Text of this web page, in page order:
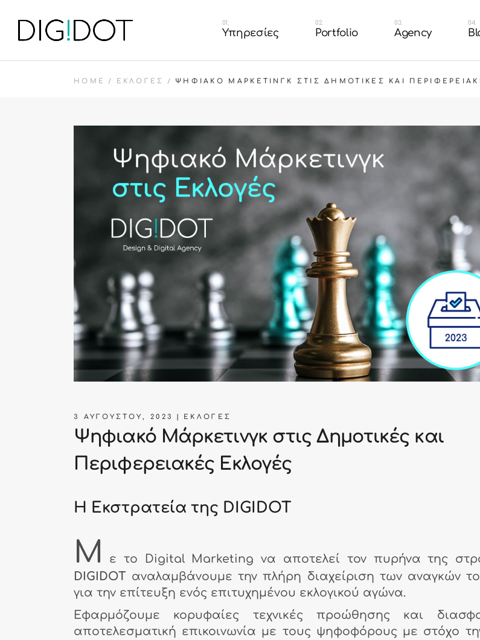
Υπηρεσίες
Graphic Design
Κατασκευή Eshop
Διαχείριση Social Media
Portfolio
Portfolio Branding &
Portfolio Packaging
Agency
Our Team
Graphic Design
Διαχείριση Social Media
Portfolio Branding &
Design
Portfolio Eshop
Our Team
HOME ΕΚΛΟΓΈΣ ΨΗΦΙΑΚΌ ΜΆΡΚΕΤΙΝΓΚ ΣΤΙΣ ΔΗΜΟΤΙΚΈΣ ΚΑΙ
3 ΑΥΓΟΎΣΤΟΥ, 2023 ΕΚΛΟΓΈΣ
Ψηφιακό Μάρκετινγκ στις Δημοτικές και
Περιφερειακές Εκλογές
Η Εκστρατεία της DIGIDOT
Μ
ε το Digital Marketing να αποτελεί τον πυρήνα της
DIGIDOT αναλαμβάνουμε την πλήρη διαχείριση των αναγκών
για την επίτευξη ενός επιτυχημένου εκλογικού αγώνα.
Εφαρμόζουμε κορυφαίες τεχνικές προώθησης και
αποτελεσματική επικοινωνία με τους ψηφοφόρους με στόχο